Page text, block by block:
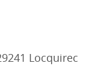
Locquirec